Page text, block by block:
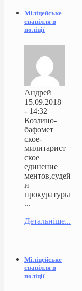
Міліцейське
свавілля в
поліції
Андрей
15.09.2018
- 14:32
Козлино-
бафомет
ское-
милитарист
ское
единение
ментов,судей
и
прокуратуры
...
Детальніше...
Міліцейське
свавілля в
поліції